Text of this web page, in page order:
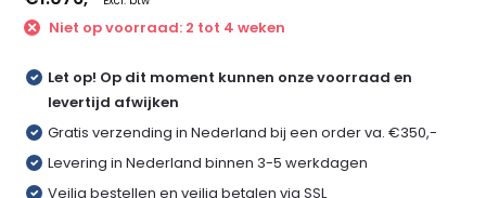
Niet op voorraad: 2 tot 4 weken
Let op! Op dit moment kunnen onze voorraad en
levertijd afwijken
Gratis verzending in Nederland bij een order va. €350,-
Levering in Nederland binnen 3-5 werkdagen
Veilig bestellen en veilig betalen via SSL